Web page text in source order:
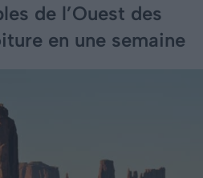
de l’Ouest des
en une semaine